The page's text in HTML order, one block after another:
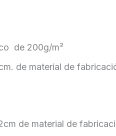
de 200g/m²
de material de
de material de